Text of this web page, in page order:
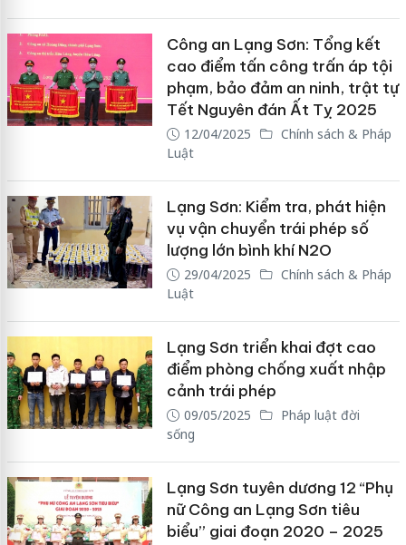
Công an Lạng Sơn: Tổng kết
cao điểm tấn công trấn áp tội
phạm, bảo đảm an ninh, trật tự
Tết Nguyên đán Ất Tỵ 2025
12/04/2025
Chính sách & Pháp
Luật
Lạng Sơn: Kiểm tra, phát hiện
vụ vận chuyển trái phép số
lượng lớn bình khí N2O
29/04/2025
Chính sách & Pháp
Luật
Lạng Sơn triển khai đợt cao
điểm phòng chống xuất nhập
cảnh trái phép
09/05/2025
Pháp luật đời
sống
Lạng Sơn tuyên dương 12 “Phụ
nữ Công an Lạng Sơn tiêu
biểu” giai đoạn 2020 – 2025